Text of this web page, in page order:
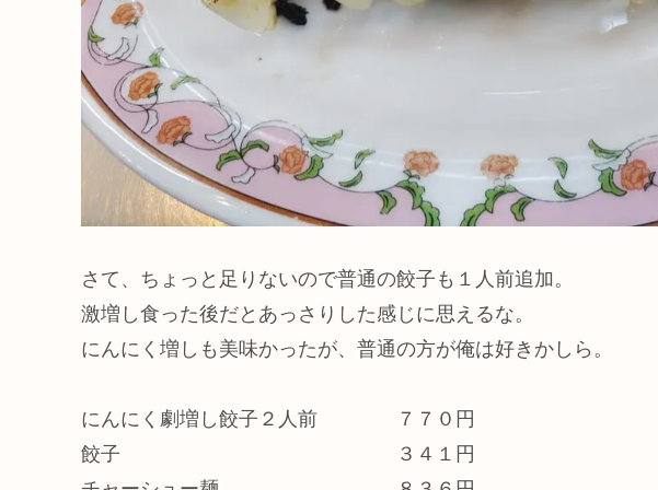
さて、ちょっと足りないので普通の餃子も１人前追加。
激増し食った後だとあっさりした感じに思えるな。
にんにく増しも美味かったが、普通の方が俺は好きかしら。
にんにく劇増し餃子２人前 ７７０円
餃子 ３４１円